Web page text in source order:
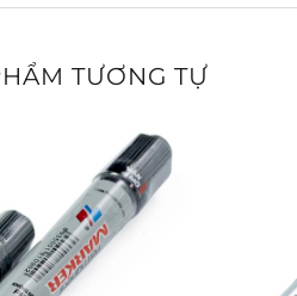
TƯƠNG TỰ